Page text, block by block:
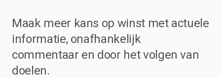
Maak meer kans op winst met actuele
informatie, onafhankelijk
commentaar en door het volgen van
doelen.